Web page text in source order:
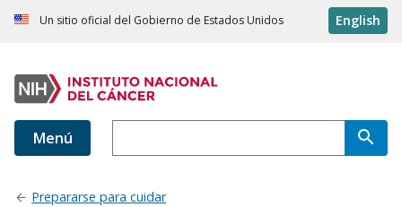
Un sitio oficial del Gobierno de Estados Unidos English
Menú
Prepararse para cuidar